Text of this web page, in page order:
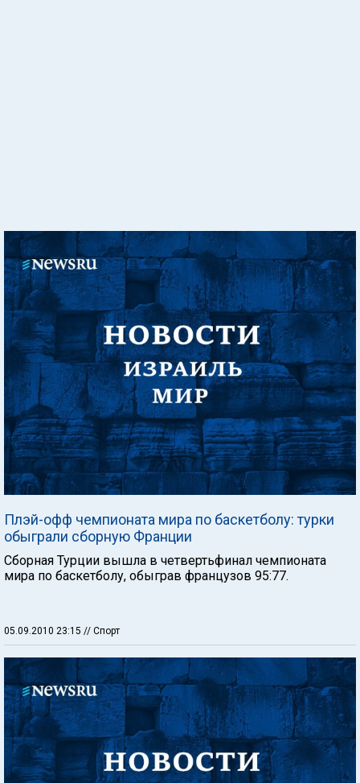
Плэй-офф чемпионата мира по баскетболу: турки
обыграли сборную Франции
Сборная Турции вышла в четвертьфинал чемпионата
мира по баскетболу, обыграв французов 95:77.
05.09.2010 23:15 // Спорт